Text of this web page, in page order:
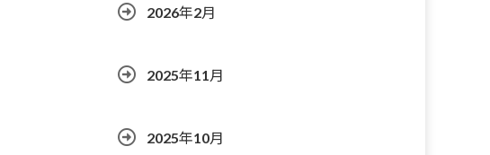
2026年2月
2025年11月
2025年10月